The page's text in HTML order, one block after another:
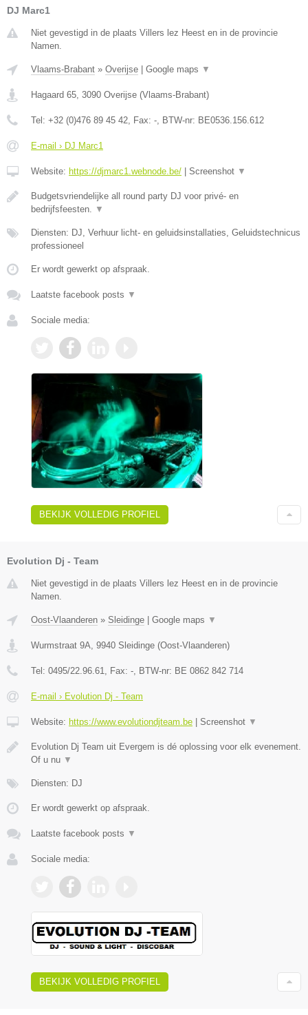
DJ Marc1
Niet gevestigd in de plaats Villers lez Heest en in de provincie
Namen.
Vlaams-Brabant » Overijse Google maps ▼
Hagaard 65, 3090 Overijse (Vlaams-Brabant)
Tel: +32 (0)476 89 45 42, Fax: -, BTW-nr: BE0536.156.612
E-mail › DJ Marc1
Website: https://djmarc1.webnode.be/ Screenshot ▼
Budgetsvriendelijke all round party DJ voor privé- en
bedrijfsfeesten. ▼
Diensten: DJ, Verhuur licht- en geluidsinstallaties, Geluidstechnicus
professioneel
Er wordt gewerkt op afspraak.
Laatste facebook posts ▼
Sociale media:
BEKIJK VOLLEDIG PROFIEL
Evolution Dj - Team
Niet gevestigd in de plaats Villers lez Heest en in de provincie
Namen.
Oost-Vlaanderen » Sleidinge Google maps ▼
Wurmstraat 9A, 9940 Sleidinge (Oost-Vlaanderen)
Tel: 0495/22.96.61, Fax: -, BTW-nr: BE 0862 842 714
E-mail › Evolution Dj - Team
Website: https://www.evolutiondjteam.be Screenshot ▼
Evolution Dj Team uit Evergem is dé oplossing voor elk evenement.
Of u nu ▼
Diensten: DJ
Er wordt gewerkt op afspraak.
Laatste facebook posts ▼
Sociale media:
BEKIJK VOLLEDIG PROFIEL